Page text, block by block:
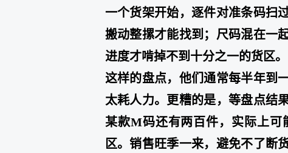
一个货架开始，逐件对准条码扫
搬动整摞才能找到；尺码混在一
进度才啃掉不到十分之一的货区。
这样的盘点，他们通常每半年
太耗人力。更糟的是，等盘点结
某款M码还有两百件，实际上
区。销售旺季一来，避免不了断